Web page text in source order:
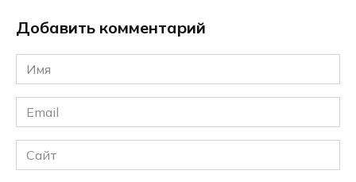
Добавить комментарий
Имя
*
Email
*
Сайт